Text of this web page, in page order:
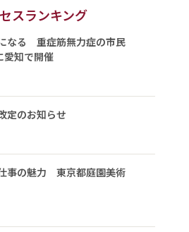
スランキング
なる 重症筋無力症の市民
愛知で開催
定のお知らせ
事の魅力 東京都庭園美術